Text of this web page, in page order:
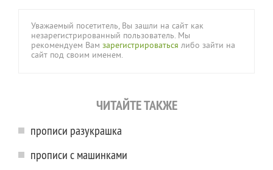
Уважаемый посетитель, Вы зашли на сайт как
незарегистрированный пользователь. Мы
рекомендуем Вам зарегистрироваться либо зайти на
сайт под своим именем.
ЧИТАЙТЕ ТАКЖЕ
прописи разукрашка
прописи с машинками